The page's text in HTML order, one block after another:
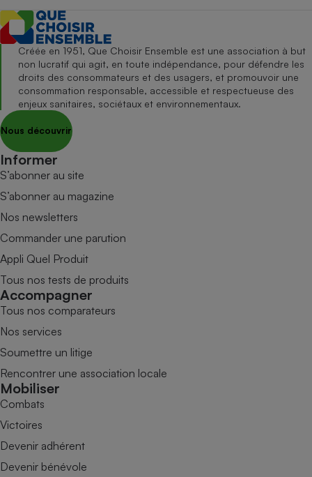
Créée en 1951, Que Choisir Ensemble est une association à but
non lucratif qui agit, en toute indépendance, pour défendre les
droits des consommateurs et des usagers, et promouvoir une
consommation responsable, accessible et respectueuse des
enjeux sanitaires, sociétaux et environnementaux.
Nous découvrir
Informer
S’abonner au site
S’abonner au magazine
Nos newsletters
Commander une parution
Appli Quel Produit
Tous nos tests de produits
Accompagner
Tous nos comparateurs
Nos services
Soumettre un litige
Rencontrer une association locale
Mobiliser
Combats
Victoires
Devenir adhérent
Devenir bénévole